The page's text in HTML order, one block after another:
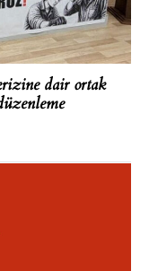
dair ortak